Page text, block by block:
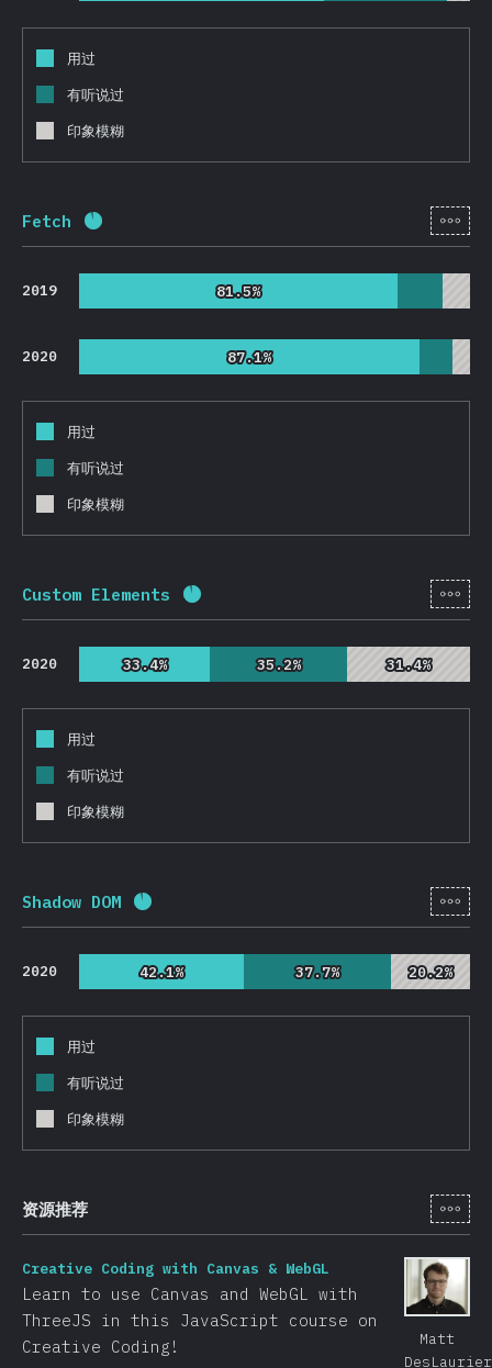
用过
有听说过
印象模糊
Fetch 完成率: [zh-
2019 81.5%
81.5%
2020 87.1%
87.1%
用过
有听说过
印象模糊
Custom Elements 完成率: [zh-
2020 33.4%
33.4% 35.2%
35.2% 31.4%
31.4%
用过
有听说过
印象模糊
Shadow DOM 完成率: [zh-
2020 42.1%
42.1% 37.7%
37.7% 20.2%
20.2%
用过
有听说过
印象模糊
资源推荐 [zh-
Matt
Creative Coding with Canvas & WebGL
Learn to use Canvas and WebGL with
ThreeJS in this JavaScript course on
Creative Coding!